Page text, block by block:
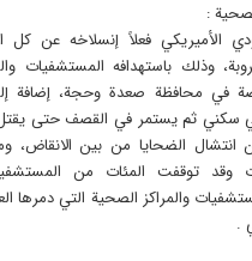
:
الأميريكي فعلاً إنسلاخه عن كل
وذلك باستهدافه المستشفيات
في محافظة صعدة وحجة، إضافة
سكني ثم يستمر في القصف حتى
انتشال الضحايا من بين
وقد توقفت المئات من
والمراكز الصحية التي دمرها